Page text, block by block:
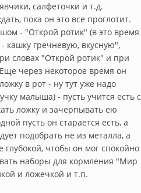
салфеточки и т.д.
пока он это все проглотит.
- "Открой ротик" (в это время
кашку гречневую, вкусную",
словах "Открой ротик" и при
через некоторое время он
в рот - ну тут уже надо
малыша) - пусть учится есть с
ложку и зачерпывать ею
пусть он старается есть, а
подобрать не из металла, а
чтобы он мог спокойно
наборы для кормления "Мир
и ложечкой и т.п.